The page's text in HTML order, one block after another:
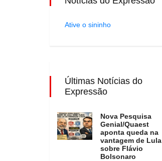
Ative o sininho
Últimas Notícias do
Expressão
Nova Pesquisa
Genial/Quaest
aponta queda na
vantagem de Lula
sobre Flávio
Bolsonaro